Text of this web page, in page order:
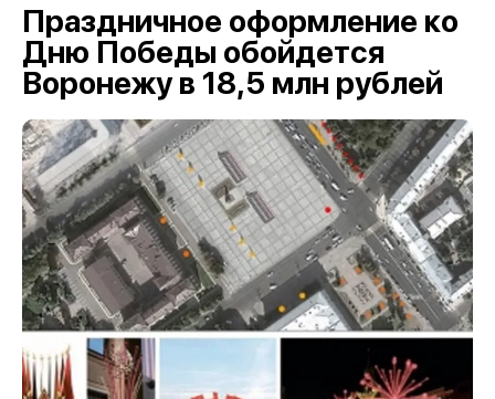
Праздничное оформление ко
Дню Победы обойдется
Воронежу в 18,5 млн рублей